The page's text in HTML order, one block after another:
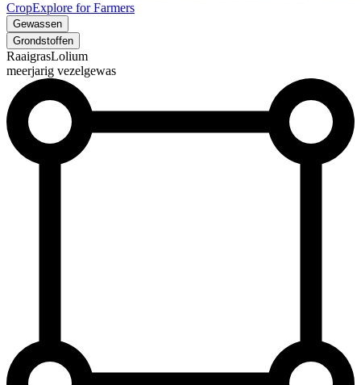
CropExplore for Farmers
Gewassen
Grondstoffen
RaaigrasLolium
meerjarig vezelgewas